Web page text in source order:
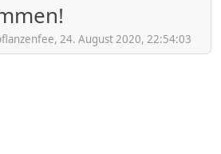
24. August 2020, 22:54:03